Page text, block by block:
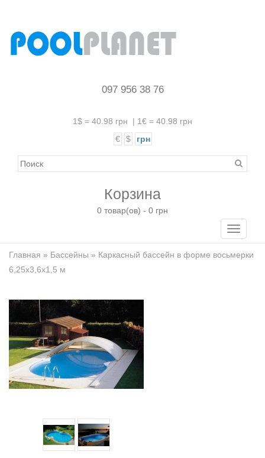
097 956 38 76
1$ = 40.98 грн | 1€ = 40.98 грн
€
$ грн
Корзина
0 товар(ов) - 0 грн
Toggle
Главная » Бассейны » Каркасный бассейн в форме восьмерки
6,25х3,6х1,5 м